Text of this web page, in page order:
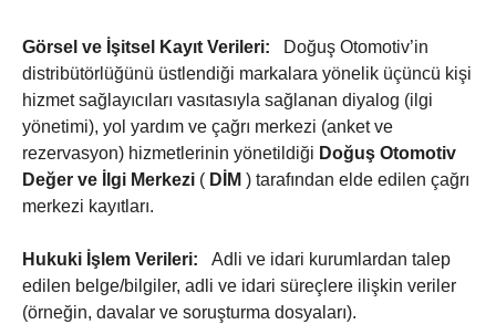
Görsel ve İşitsel Kayıt Verileri: Doğuş Otomotiv’in
distribütörlüğünü üstlendiği markalara yönelik üçüncü kişi
hizmet sağlayıcıları vasıtasıyla sağlanan diyalog (ilgi
yönetimi), yol yardım ve çağrı merkezi (anket ve
rezervasyon) hizmetlerinin yönetildiği Doğuş Otomotiv
Değer ve İlgi Merkezi ( DİM ) tarafından elde edilen çağrı
merkezi kayıtları.
Hukuki İşlem Verileri: Adli ve idari kurumlardan talep
edilen belge/bilgiler, adli ve idari süreçlere ilişkin veriler
(örneğin, davalar ve soruşturma dosyaları).